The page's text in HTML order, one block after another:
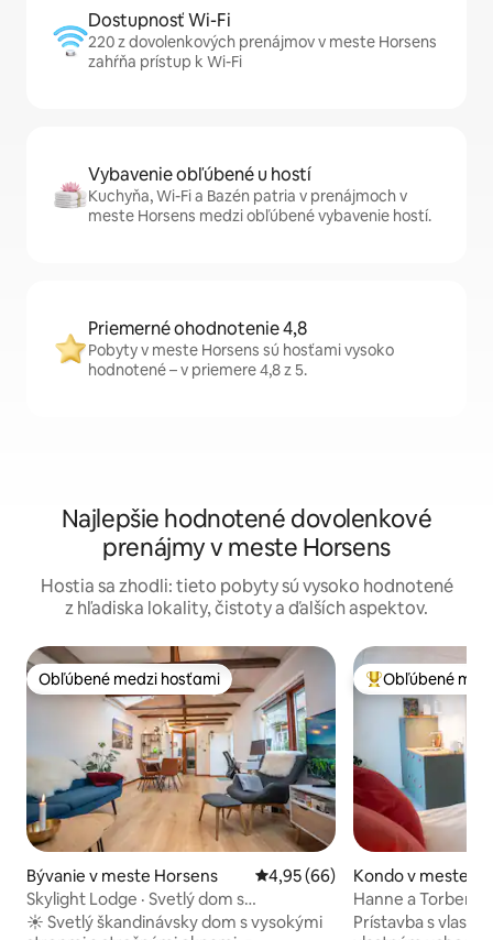
Dostupnosť Wi-Fi
220 z dovolenkových prenájmov v meste Horsens
zahŕňa prístup k Wi-Fi
Vybavenie obľúbené u hostí
Kuchyňa, Wi-Fi a Bazén patria v prenájmoch v
meste Horsens medzi obľúbené vybavenie hostí.
Priemerné ohodnotenie 4,8
Pobyty v meste Horsens sú hosťami vysoko
hodnotené – v priemere 4,8 z 5.
Najlepšie hodnotené dovolenkové
prenájmy v meste Horsens
Hostia sa zhodli: tieto pobyty sú vysoko hodnotené
z hľadiska lokality, čistoty a ďalších aspektov.
Obľúbené medzi hosťami
Obľúbené medzi hosťami
Bývanie v meste Horsens Priemerné ohodnotenie 4,95
4,95 (66)
Skylight Lodge · Svetlý dom s
parkovaním a strešným oknom
☀️ Svetlý škandinávsky dom s vysokými
Najobľúbenejšie
Obľúbené
Kondo v meste
Hanne a Torbens
Prístavba s